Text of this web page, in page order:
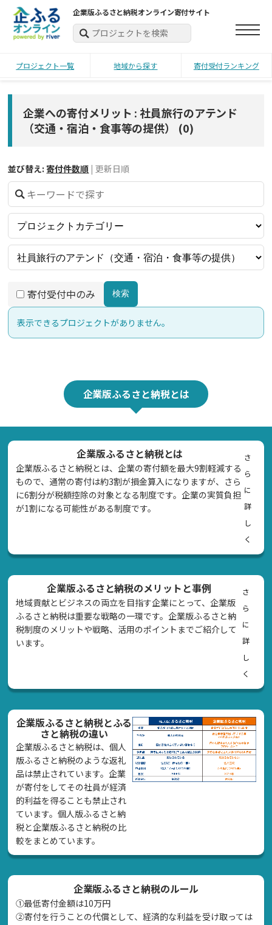
企業版ふるさと納税オンライン寄付サイト
プロジェクト一覧 地域から探す 寄付受付ランキング
企業への寄付メリット : 社員旅行のアテンド
（交通・宿泊・食事等の提供）
(0)
並び替え: 寄付件数順 | 更新日順
寄付受付中のみ 検索
表示できるプロジェクトがありません。
企業版ふるさと納税とは
企業版ふるさと納税とは
企業版ふるさと納税とは、企業の寄付額を最大9割軽減する
もので、通常の寄付は約3割が損金算入になりますが、さら
に6割分が税額控除の対象となる制度です。企業の実質負担
が1割になる可能性がある制度です。
さ
ら
に
詳
し
く
企業版ふるさと納税のメリットと事例
地域貢献とビジネスの両立を目指す企業にとって、企業版
ふるさと納税は重要な戦略の一環です。企業版ふるさと納
税制度のメリットや戦略、活用のポイントまでご紹介して
います。
さ
ら
に
詳
し
く
企業版ふるさと納税とふる
さと納税の違い
企業版ふるさと納税は、個人
版ふるさと納税のような返礼
品は禁止されています。企業
が寄付をしてその社員が経済
的利益を得ることも禁止され
ています。個人版ふるさと納
税と企業版ふるさと納税の比
較をまとめています。
企業版ふるさと納税のルール
①最低寄付金額は10万円
②寄付を行うことの代償として、経済的な利益を受け取っては